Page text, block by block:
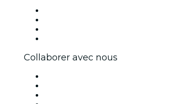
Collaborer avec nous